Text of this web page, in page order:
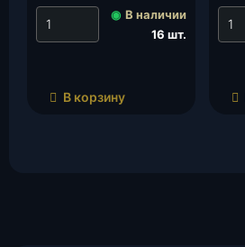
◉ В наличии
16 шт.
В корзину